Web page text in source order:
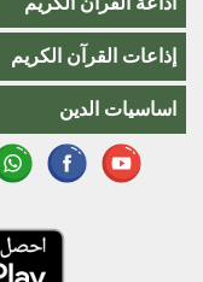
إذاعات القرآن الكريم
اساسيات الدين